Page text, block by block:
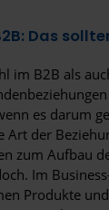
Das
im B2B als
es darum
Art der
zum Aufbau
Im
Produkte